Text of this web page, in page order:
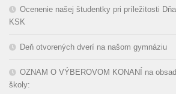
Ocenenie našej študentky pri príležitosti
KSK
Deň otvorených dverí na našom gymnáziu
OZNAM O VÝBEROVOM KONANÍ na
školy: